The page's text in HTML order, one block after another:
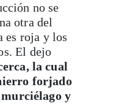
no se
otra del
es roja y los
El dejo
la cual
forjado
murciélago y